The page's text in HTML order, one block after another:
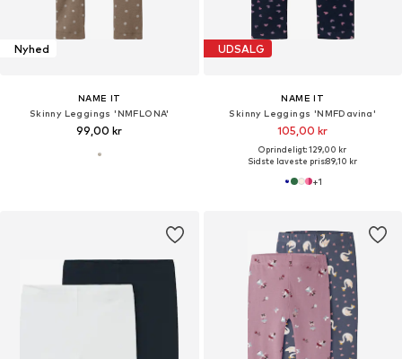
Nyhed
NAME IT
Skinny Leggings 'NMFLONA'
99,00 kr
UDSALG
NAME IT
Skinny Leggings 'NMFDavina'
105,00 kr
Oprindeligt: 129,00 kr
Sidste laveste pris:89,10 kr
+1